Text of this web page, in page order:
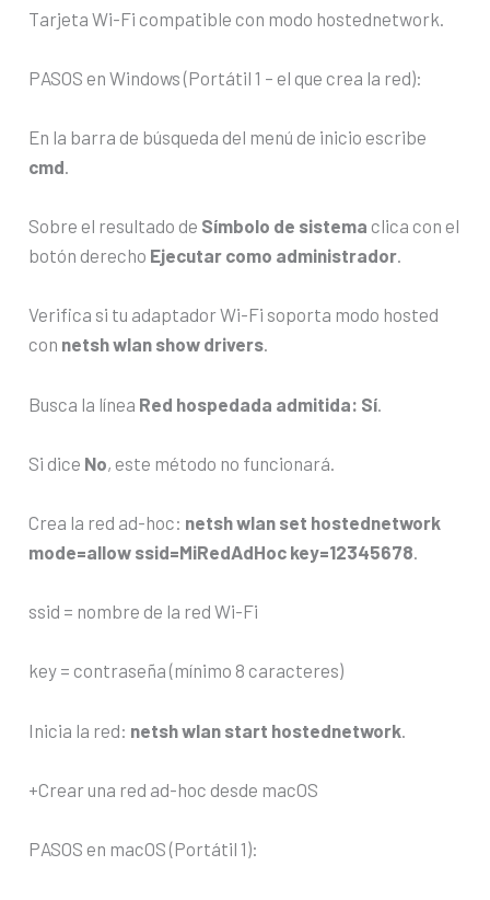
Tarjeta Wi-Fi compatible con modo hostednetwork.
PASOS en Windows (Portátil 1 – el que crea la red):
En la barra de búsqueda del menú de inicio escribe
cmd.
Sobre el resultado de Símbolo de sistema clica con el
botón derecho Ejecutar como administrador.
Verifica si tu adaptador Wi-Fi soporta modo hosted
con netsh wlan show drivers.
Busca la línea Red hospedada admitida: Sí
Si dice No, este método no funcionará.
Crea la red ad-hoc: netsh wlan set hostednetwork
mode=allow ssid=MiRedAdHoc key=12345678
ssid = nombre de la red Wi-Fi
key = contraseña (mínimo 8 caracteres)
Inicia la red: netsh wlan start hostednetwork
+Crear una red ad-hoc desde macOS
PASOS en macOS (Portátil 1):